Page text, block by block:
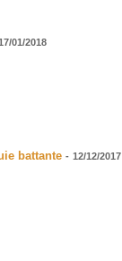
01/2018
battante - 12/12/2017